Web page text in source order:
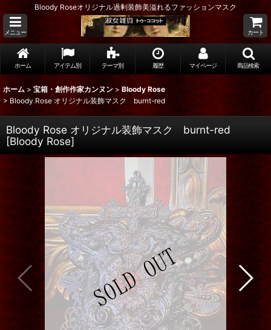
Bloody Roseオリジナル過剰装飾美溢れるファッションマスク
メニュー カート
ホーム アイテム別 テーマ別 履歴 マイページ 商品検索
ホーム > 宝箱・創作作家カンヌン > Bloody Rose
> Bloody Rose オリジナル装飾マスク burnt-red
Bloody Rose オリジナル装飾マスク burnt-red
[Bloody Rose]